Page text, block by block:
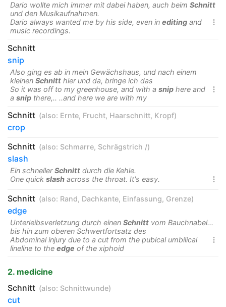
Dario wollte mich immer mit dabei haben, auch beim Schnitt
und den Musikaufnahmen.

Dario always wanted me by his side, even in editing and
music recordings.
Schnitt
snip
Also ging es ab in mein Gewächshaus, und nach einem
kleinen Schnitt hier und da, bringe ich das

So it was off to my greenhouse, and with a snip here and
a snip there,.. ..and here we are with my
Schnitt (also: Ernte, Frucht, Haarschnitt, Kropf)
crop
Schnitt (also: Schmarre, Schrägstrich /)
slash
Ein schnellerSchnitt durch die Kehle.

One quick slash across the throat. It's easy.
Schnitt (also: Rand, Dachkante, Einfassung, Grenze)
edge
Unterleibsverletzung durch einen Schnitt vom Bauchnabel...
bis hin zum oberen Schwertfortsatz des

Abdominal injury due to a cut from the pubical umbilical
lineline to the edge of the xiphoid
2. medicine
Schnitt (also: Schnittwunde)
cut